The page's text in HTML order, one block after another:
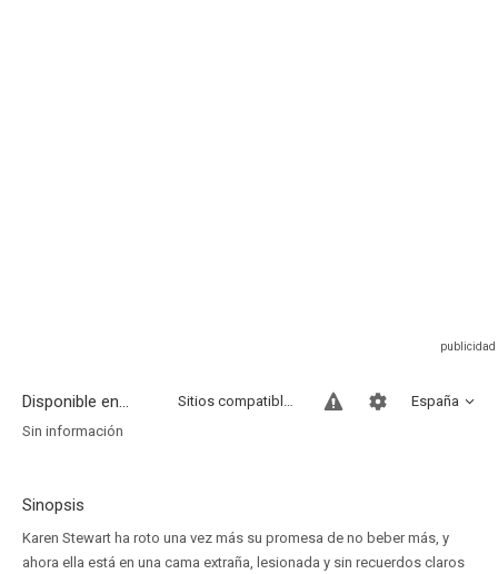
Disponible en... España
Sitios compatibles
Sin información
Sinopsis
Karen Stewart ha roto una vez más su promesa de no beber más, y
ahora ella está en una cama extraña, lesionada y sin recuerdos claros